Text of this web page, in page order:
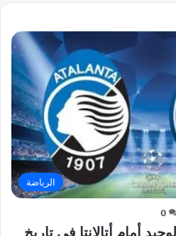
الرياضة
0
أمام أتالانتا في تاريخ